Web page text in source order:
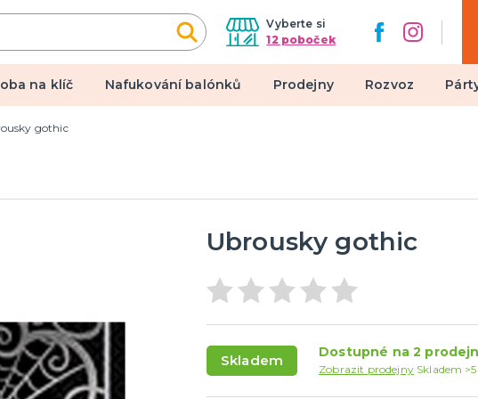
Vyberte si
12 poboček
na klíč Nafukování balónků Prodejny Rozvoz
líčidla a efekty
kontaktní čočky
gothic
Ubrousky gothic
Skladem Dostupné na 2
Zobrazit prodejny Skladem